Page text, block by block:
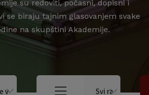
su redoviti, počasni, dopisni i
se biraju tajnim glasovanjem svake
na skupštini Akademije.